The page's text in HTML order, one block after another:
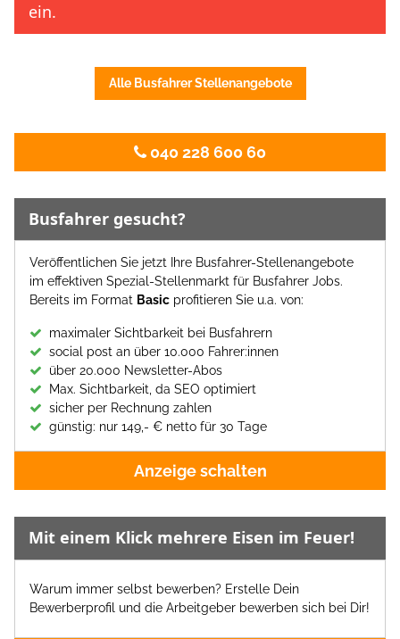
ein.
Alle Busfahrer Stellenangebote
040 228 600 60
Busfahrer gesucht?
Veröffentlichen Sie jetzt Ihre Busfahrer-Stellenangebote
im effektiven Spezial-Stellenmarkt für Busfahrer Jobs.
Bereits im Format Basic profitieren Sie u.a. von:
maximaler Sichtbarkeit bei Busfahrern
social post an über 10.000 Fahrer:innen
über 20.000 Newsletter-Abos
Max. Sichtbarkeit, da SEO optimiert
sicher per Rechnung zahlen
günstig: nur 149,- € netto für 30 Tage
Anzeige schalten
Mit einem Klick mehrere Eisen im Feuer!
Warum immer selbst bewerben? Erstelle Dein
Bewerberprofil und die Arbeitgeber bewerben sich bei Dir!